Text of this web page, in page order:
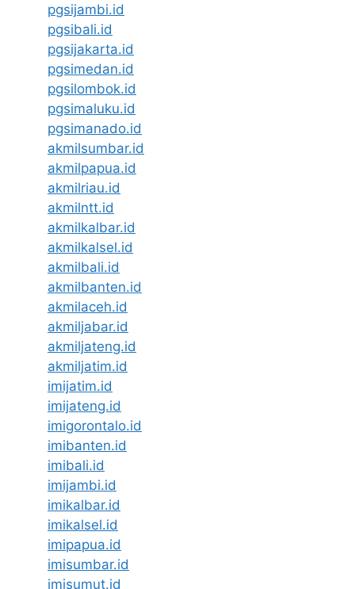
pgsijambi.id
pgsibali.id
pgsijakarta.id
pgsimedan.id
pgsilombok.id
pgsimaluku.id
pgsimanado.id
akmilsumbar.id
akmilpapua.id
akmilriau.id
akmilntt.id
akmilkalbar.id
akmilkalsel.id
akmilbali.id
akmilbanten.id
akmilaceh.id
akmiljabar.id
akmiljateng.id
akmiljatim.id
imijatim.id
imijateng.id
imigorontalo.id
imibanten.id
imibali.id
imijambi.id
imikalbar.id
imikalsel.id
imipapua.id
imisumbar.id
imisumut.id